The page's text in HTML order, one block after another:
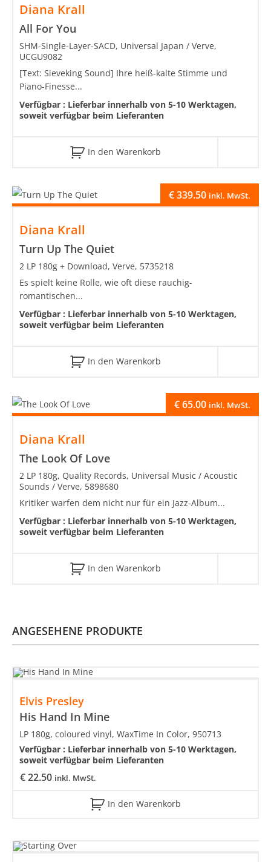
Diana Krall
All For You
SHM-Single-Layer-SACD, Universal Japan / Verve,
UCGU9082
[Text: Sieveking Sound] Ihre heiß-kalte Stimme und
Piano-Finesse...
Verfügbar : Lieferbar innerhalb von 5-10 Werktagen,
soweit verfügbar beim Lieferanten
In den Warenkorb
Diana Krall
Turn Up The Quiet
€339.50 inkl. MwSt.
2 LP 180g + Download, Verve, 5735218
Es spielt keine Rolle, wie oft diese rauchig-
romantischen...
Verfügbar : Lieferbar innerhalb von 5-10 Werktagen,
soweit verfügbar beim Lieferanten
In den Warenkorb
Diana Krall
The Look Of Love
€65.00 inkl. MwSt.
2 LP 180g, Quality Records, Universal Music / Acoustic
Sounds / Verve, 5898680
Kritiker warfen dem nicht nur für ein Jazz-Album...
Verfügbar : Lieferbar innerhalb von 5-10 Werktagen,
soweit verfügbar beim Lieferanten
In den Warenkorb
ANGESEHENE PRODUKTE
Elvis Presley
His Hand In Mine
€22.50 inkl. MwSt.
LP 180g, coloured vinyl, WaxTime In Color, 950713
Verfügbar : Lieferbar innerhalb von 5-10 Werktagen,
soweit verfügbar beim Lieferanten
In den Warenkorb